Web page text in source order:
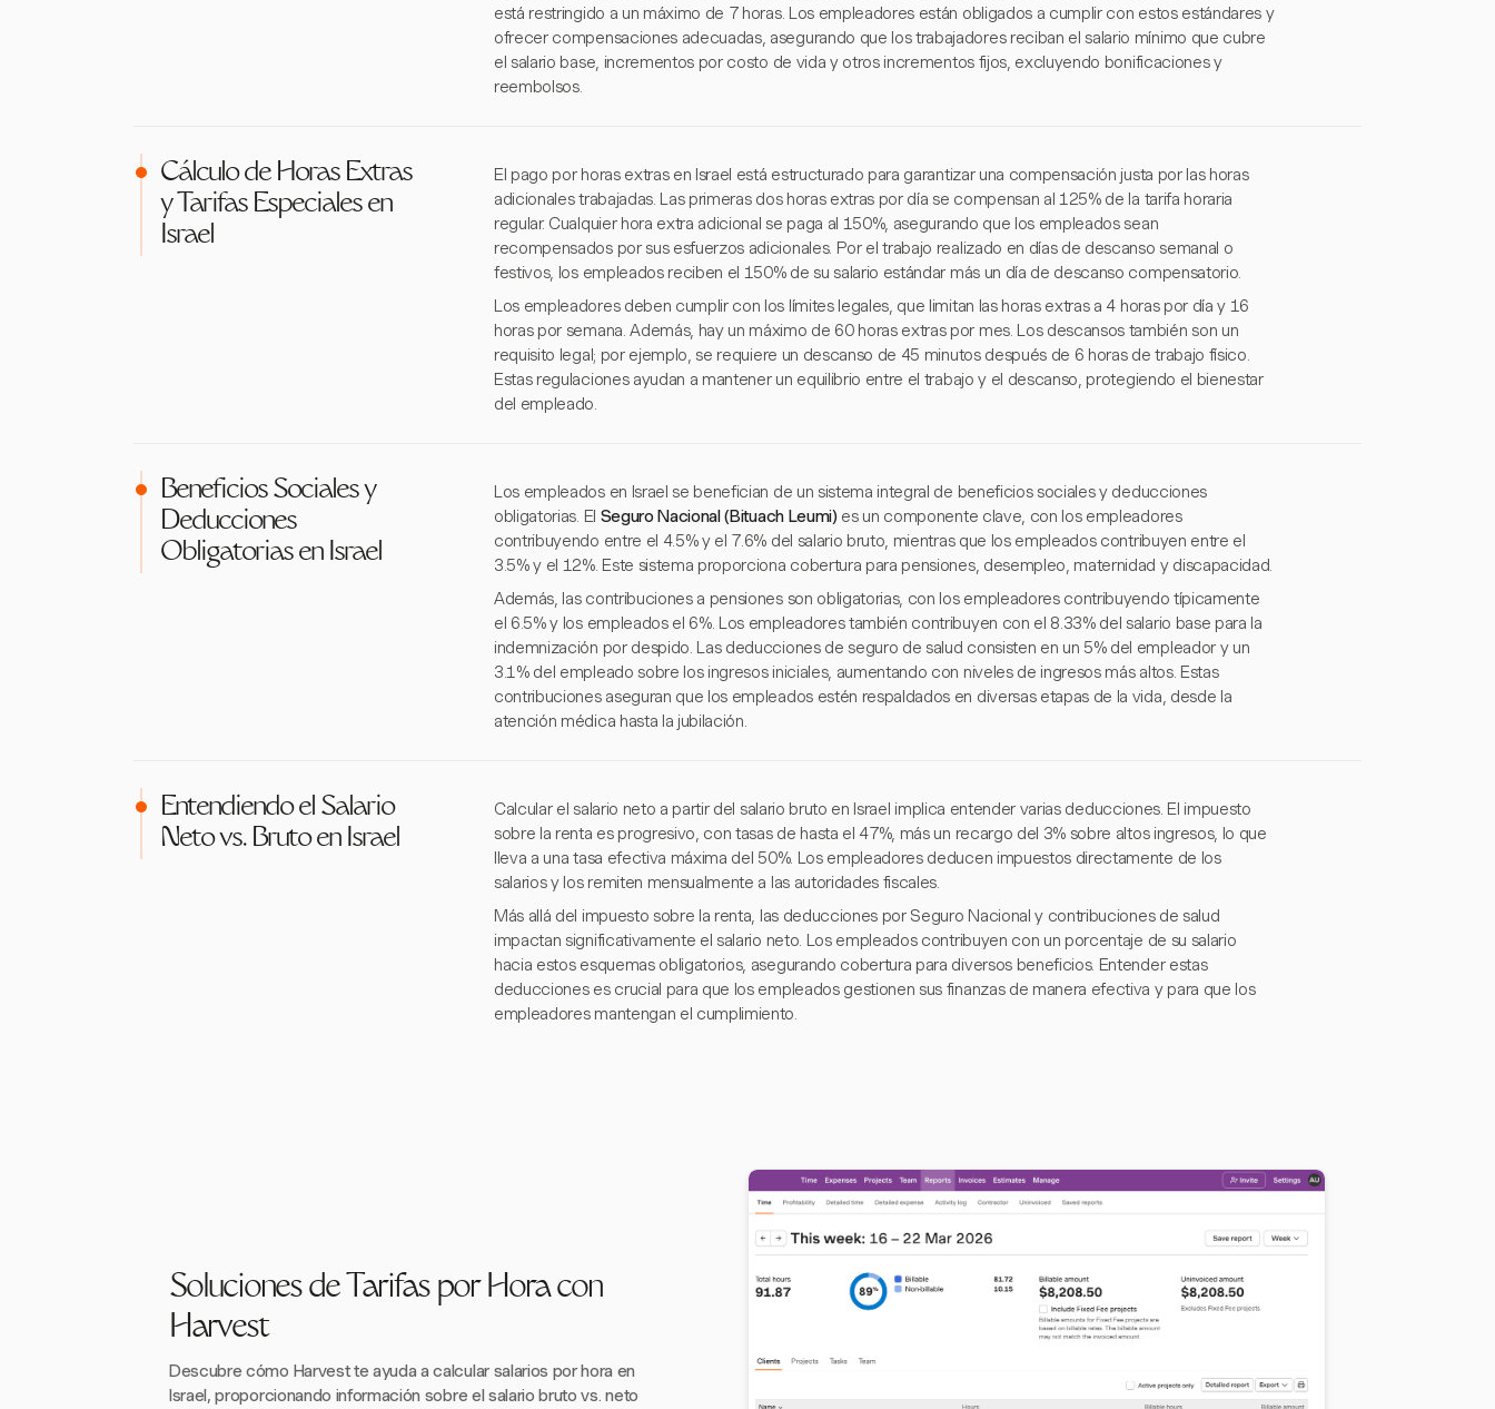
está restringido a un máximo de 7 horas. Los empleadores están obligados a cumplir con estos estándares y
ofrecer compensaciones adecuadas, asegurando que los trabajadores reciban el salario mínimo que cubre
el salario base, incrementos por costo de vida y otros incrementos fijos, excluyendo bonificaciones y
reembolsos.
Cálculo de Horas Extras
y Tarifas Especiales en
Israel
El pago por horas extras en Israel está estructurado para garantizar una compensación justa por las horas
adicionales trabajadas. Las primeras dos horas extras por día se compensan al 125% de la tarifa horaria
regular. Cualquier hora extra adicional se paga al 150%, asegurando que los empleados sean
recompensados por sus esfuerzos adicionales. Por el trabajo realizado en días de descanso semanal o
festivos, los empleados reciben el 150% de su salario estándar más un día de descanso compensatorio.
Los empleadores deben cumplir con los límites legales, que limitan las horas extras a 4 horas por día y 16
horas por semana. Además, hay un máximo de 60 horas extras por mes. Los descansos también son un
requisito legal; por ejemplo, se requiere un descanso de 45 minutos después de 6 horas de trabajo físico.
Estas regulaciones ayudan a mantener un equilibrio entre el trabajo y el descanso, protegiendo el bienestar
del empleado.
Beneficios Sociales y
Deducciones
Obligatorias en Israel
Los empleados en Israel se benefician de un sistema integral de beneficios sociales y deducciones
obligatorias. El Seguro Nacional (Bituach Leumi)es un componente clave, con los empleadores
contribuyendo entre el 4.5% y el 7.6% del salario bruto, mientras que los empleados contribuyen entre el
3.5% y el 12%. Este sistema proporciona cobertura para pensiones, desempleo, maternidad y discapacidad.
Además, las contribuciones a pensiones son obligatorias, con los empleadores contribuyendo típicamente
el 6.5% y los empleados el 6%. Los empleadores también contribuyen con el 8.33% del salario base para la
indemnización por despido. Las deducciones de seguro de salud consisten en un 5% del empleador y un
3.1% del empleado sobre los ingresos iniciales, aumentando con niveles de ingresos más altos. Estas
contribuciones aseguran que los empleados estén respaldados en diversas etapas de la vida, desde la
atención médica hasta la jubilación.
Entendiendo el Salario
Neto vs. Bruto en Israel
Calcular el salario neto a partir del salario bruto en Israel implica entender varias deducciones. El impuesto
sobre la renta es progresivo, con tasas de hasta el 47%, más un recargo del 3% sobre altos ingresos, lo que
lleva a una tasa efectiva máxima del 50%. Los empleadores deducen impuestos directamente de los
salarios y los remiten mensualmente a las autoridades fiscales.
Más allá del impuesto sobre la renta, las deducciones por Seguro Nacional y contribuciones de salud
impactan significativamente el salario neto. Los empleados contribuyen con un porcentaje de su salario
hacia estos esquemas obligatorios, asegurando cobertura para diversos beneficios. Entender estas
deducciones es crucial para que los empleados gestionen sus finanzas de manera efectiva y para que los
empleadores mantengan el cumplimiento.
Soluciones de Tarifas por Hora con
Harvest
Descubre cómo Harvest te ayuda a calcular salarios por hora en
Israel, proporcionando información sobre el salario bruto vs. neto